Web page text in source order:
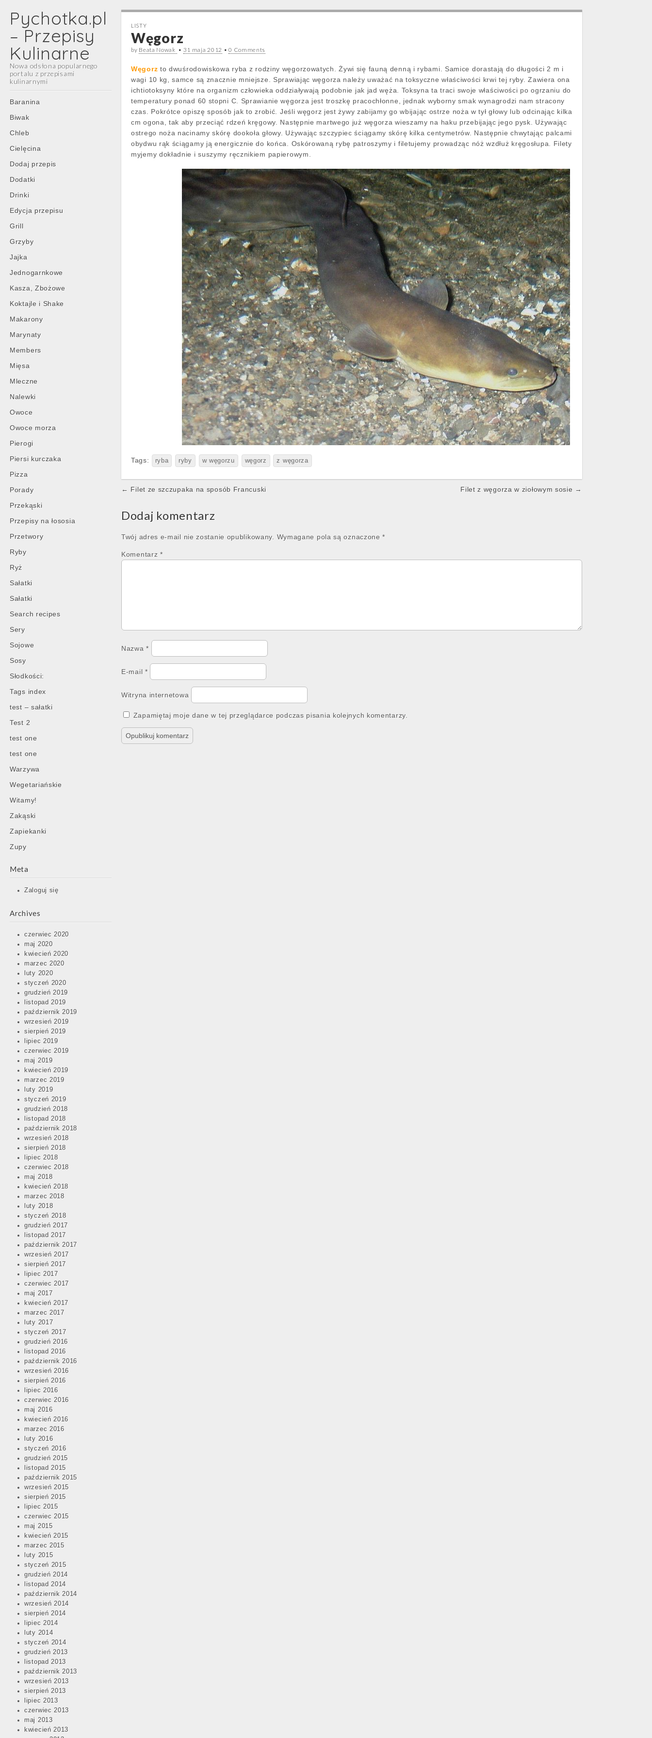
Pychotka.pl
– Przepisy
Kulinarne
Nowa odsłona popularnego
portalu z przepisami
kulinarnymi
Main
menu
Skip
content
Baranina
Biwak
Chleb
Cielęcina
Dodaj przepis
Dodatki
Drinki
Edycja przepisu
Grill
Grzyby
Jajka
Jednogarnkowe
Kasza, Zbożowe
Koktajle i Shake
Makarony
Marynaty
Members
Mięsa
Mleczne
Nalewki
Owoce
Owoce morza
Pierogi
Piersi kurczaka
Pizza
Porady
Przekąski
Przepisy na łososia
Przetwory
Ryby
Ryż
Sałatki
Sałatki
Search recipes
Sery
Sojowe
Sosy
Słodkości:
Tags index
test – sałatki
Test 2
test one
test one
Warzywa
Wegetariańskie
Witamy!
Zakąski
Zapiekanki
Zupy
Meta
Zaloguj się
Archives
czerwiec 2020
maj 2020
kwiecień 2020
marzec 2020
luty 2020
styczeń 2020
grudzień 2019
listopad 2019
październik 2019
wrzesień 2019
sierpień 2019
lipiec 2019
czerwiec 2019
maj 2019
kwiecień 2019
marzec 2019
luty 2019
styczeń 2019
grudzień 2018
listopad 2018
październik 2018
wrzesień 2018
sierpień 2018
lipiec 2018
czerwiec 2018
maj 2018
kwiecień 2018
marzec 2018
luty 2018
styczeń 2018
grudzień 2017
listopad 2017
październik 2017
wrzesień 2017
sierpień 2017
lipiec 2017
czerwiec 2017
maj 2017
kwiecień 2017
marzec 2017
luty 2017
styczeń 2017
grudzień 2016
listopad 2016
październik 2016
wrzesień 2016
sierpień 2016
lipiec 2016
czerwiec 2016
maj 2016
kwiecień 2016
marzec 2016
luty 2016
styczeń 2016
grudzień 2015
listopad 2015
październik 2015
wrzesień 2015
sierpień 2015
lipiec 2015
czerwiec 2015
maj 2015
kwiecień 2015
marzec 2015
luty 2015
styczeń 2015
grudzień 2014
listopad 2014
październik 2014
wrzesień 2014
sierpień 2014
lipiec 2014
luty 2014
styczeń 2014
grudzień 2013
listopad 2013
październik 2013
wrzesień 2013
sierpień 2013
lipiec 2013
czerwiec 2013
maj 2013
kwiecień 2013
LISTY
Węgorz
by Beata Nowak • 31 maja 2012 •0 Comments
Węgorz to dwuśrodowiskowa ryba z rodziny węgorzowatych. Żywi się fauną denną i rybami. Samice dorastają do długości 2 m i
wagi 10 kg, samce są znacznie mniejsze. Sprawiając węgorza należy uważać na toksyczne właściwości krwi tej ryby. Zawiera ona
ichtiotoksyny które na organizm człowieka oddziaływają podobnie jak jad węża. Toksyna ta traci swoje właściwości po ogrzaniu do
temperatury ponad 60 stopni C. Sprawianie węgorza jest troszkę pracochłonne, jednak wyborny smak wynagrodzi nam stracony
czas. Pokrótce opiszę sposób jak to zrobić. Jeśli węgorz jest żywy zabijamy go wbijając ostrze noża w tył głowy lub odcinając kilka
cm ogona, tak aby przeciąć rdzeń kręgowy. Następnie martwego już węgorza wieszamy na haku przebijając jego pysk. Używając
ostrego noża nacinamy skórę dookoła głowy. Używając szczypiec ściągamy skórę kilka centymetrów. Następnie chwytając palcami
obydwu rąk ściągamy ją energicznie do końca. Oskórowaną rybę patroszymy i filetujemy prowadząc nóż wzdłuż kręgosłupa. Filety
myjemy dokładnie i suszymy ręcznikiem papierowym.
Tags: ryba ryby w węgorzu węgorz z węgorza
Post
← Filet ze szczupaka na sposób Francuski Filet z węgorza w ziołowym sosie →
Dodaj komentarz
Twój adres e-mail nie zostanie opublikowany. Wymagane pola są oznaczone*
Komentarz *
Nazwa*
E-mail *
Witryna internetowa
Zapamiętaj moje dane w tej przeglądarce podczas pisania kolejnych komentarzy.